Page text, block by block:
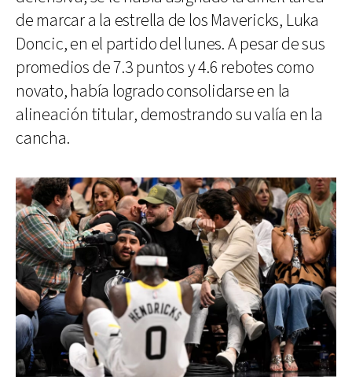
de marcar a la estrella de los Mavericks, Luka
Doncic, en el partido del lunes. A pesar de sus
promedios de 7.3 puntos y 4.6 rebotes como
novato, había logrado consolidarse en la
alineación titular, demostrando su valía en la
cancha.